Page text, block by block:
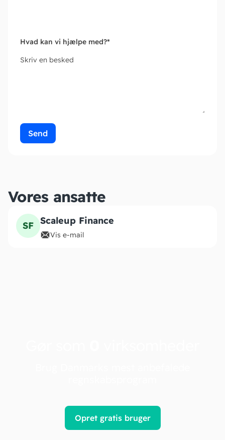
Hvad kan vi hjælpe med?*
Skriv en besked
Send
Vores ansatte
SF Scaleup Finance
Vis e-mail
Opret gratis bruger